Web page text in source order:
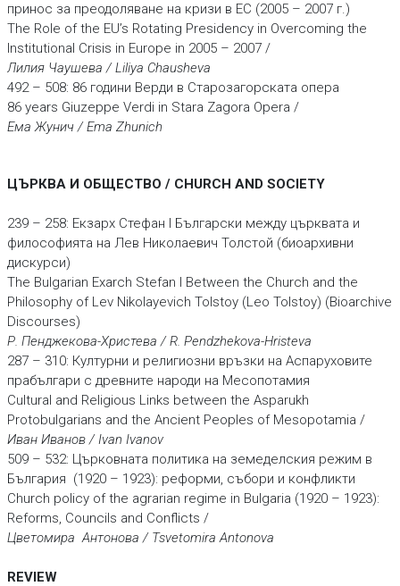
принос за преодоляване на кризи в ЕС (2005 – 2007 г.)
The Role of the EU’s Rotating Presidency in Overcoming the
Institutional Crisis in Europe in 2005 – 2007 /
Лилия Чаушева / Liliya Chausheva
492 – 508: 86 години Верди в Старозагорската опера
86 years Giuzeppe Verdi in Stara Zagora Opera /
Ема Жунич / Ema Zhunich
ЦЪРКВА И ОБЩЕСТВО / CHURCH AND SOCIETY
239 – 258: Екзарх Стефан I Български между църквата и
философията на Лев Николаевич Толстой (биоархивни
дискурси)
The Bulgarian Exarch Stefan I Between the Church and the
Philosophy of Lev Nikolayevich Tolstoy (Leo Tolstoy) (Bioarchive
Discourses)
Р. Пенджекова-Христева / R. Pendzhekova-Hristeva
287 – 310: Културни и религиозни връзки на Аспаруховите
прабългари с древните народи на Месопотамия
Cultural and Religious Links between the Asparukh
Protobulgarians and the Ancient Peoples of Mesopotamia /
Иван Иванов / Ivan Ivanov
509 – 532: Църковната политика на земеделския режим в
България (1920 – 1923): реформи, събори и конфликти
Church policy of the agrarian regime in Bulgaria (1920 – 1923):
Reforms, Councils and Conflicts /
Цветомира Антонова / Tsvetomira Antonova
REVIEW